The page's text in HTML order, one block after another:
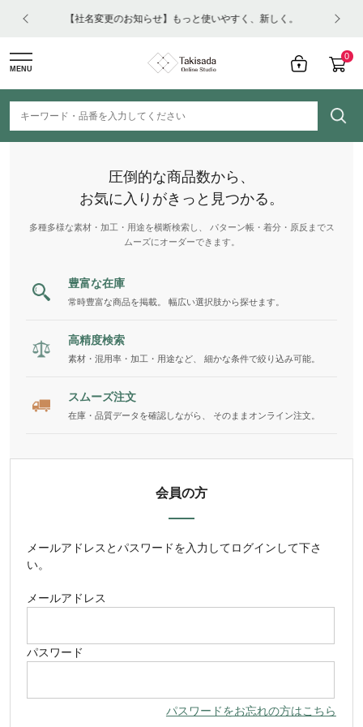
【社名変更のお知らせ】もっと使いやすく、新しく。
0
MENU
圧倒的な商品数から、
お気に入りがきっと見つかる。
多種多様な素材・加工・用途を横断検索し、 パターン帳・着分・原反までス
ムーズにオーダーできます。
豊富な在庫
常時豊富な商品を掲載。 幅広い選択肢から探せます。
高精度検索
素材・混用率・加工・用途など、 細かな条件で絞り込み可能。
スムーズ注文
在庫・品質データを確認しながら、 そのままオンライン注文。
会員の方
メールアドレス とパスワードを入力してログインして下さ
い。
メールアドレス
パスワード
パスワードをお忘れの方はこちら